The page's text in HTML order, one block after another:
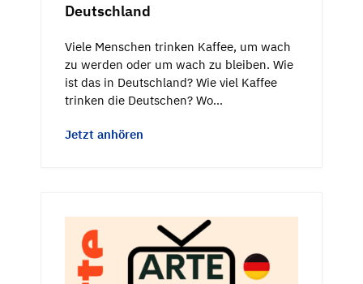
Deutschland
Viele Menschen trinken Kaffee, um wach
zu werden oder um wach zu bleiben. Wie
ist das in Deutschland? Wie viel Kaffee
trinken die Deutschen? Wo…
Jetzt anhören